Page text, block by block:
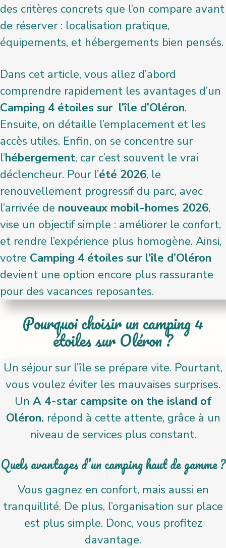
des critères concrets que l’on compare avant
de réserver : localisation pratique,
équipements, et hébergements bien pensés.
Dans cet article, vous allez d’abord
comprendre rapidement les avantages d’un
Camping 4 étoiles sur l’île d’Oléron.
Ensuite, on détaille l’emplacement et les
accès utiles. Enfin, on se concentre sur
l’hébergement, car c’est souvent le vrai
déclencheur. Pour l’été 2026, le
renouvellement progressif du parc, avec
l’arrivée de nouveaux mobil-homes 2026,
vise un objectif simple : améliorer le confort,
et rendre l’expérience plus homogène. Ainsi,
votre Camping 4 étoiles sur l’île d’Oléron
devient une option encore plus rassurante
pour des vacances reposantes.
Pourquoi choisir un camping 4
étoiles sur Oléron ?
Un séjour sur l’île se prépare vite. Pourtant,
vous voulez éviter les mauvaises surprises.
Un A 4-star campsite on the island of
Oléron. répond à cette attente, grâce à un
niveau de services plus constant.
Quels avantages d’un camping haut de gamme ?
Vous gagnez en confort, mais aussi en
tranquillité. De plus, l’organisation sur place
est plus simple. Donc, vous profitez
davantage.